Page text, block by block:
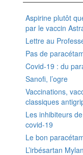
Aspirine plutôt
par le vaccin
Lettre au
Pas de
Covid-19 : du
Sanofi, l’ogre
Vaccinations,
classiques
Les inhibiteurs
covid-19
Le bon
L’irbésartan